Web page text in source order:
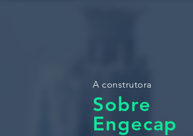
A construtora
Sobre
Engecap